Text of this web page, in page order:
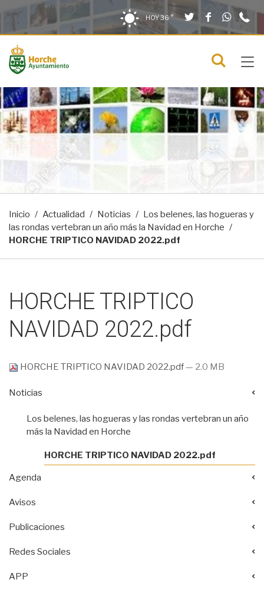
Saltar al contenido
Saltar a la navegación
Información de contacto HOY36 ° TwitterFacebook
menú
Inicio Actualidad Noticias
Los belenes, las hogueras y
las rondas vertebran un año más la Navidad en Horche
HORCHE TRIPTICO NAVIDAD 2022.pdf
HORCHE TRIPTICO
NAVIDAD 2022.pdf
HORCHE TRIPTICO NAVIDAD 2022.pdf— 2.0 MB
Noticias
Los belenes, las hogueras y las rondas vertebran un año
más la Navidad en Horche
HORCHE TRIPTICO NAVIDAD 2022.pdf
Agenda
Avisos
Publicaciones
Redes Sociales
APP